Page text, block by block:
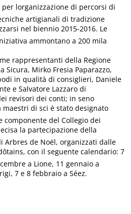
lorganizzazione di percorsi di
artigianali di tradizione
nel biennio 2015-2016. Le
ammontano a 200 mila
rappresentanti della Regione
Sicura, Mirko Fresia Paparazzo,
in qualità di consiglieri, Daniele
e Salvatore Lazzaro di
revisori dei conti; in seno
maestri di sci è stato designato
componente del Collegio dei
la partecipazione della
Arbres de Noël, organizzati dalle
con il seguente calendario: 7
a Lione, 11 gennaio a
7 e 8 febbraio a Séez.